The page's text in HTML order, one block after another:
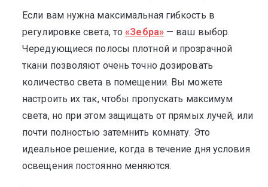
Если вам нужна максимальная гибкость в
регулировке света, то«Зебра»— ваш выбор.
Чередующиеся полосы плотной и прозрачной
ткани позволяют очень точно дозировать
количество света в помещении. Вы можете
настроить их так, чтобы пропускать максимум
света, но при этом защищать от прямых лучей, или
почти полностью затемнить комнату. Это
идеальное решение, когда в течение дня условия
освещения постоянно меняются.